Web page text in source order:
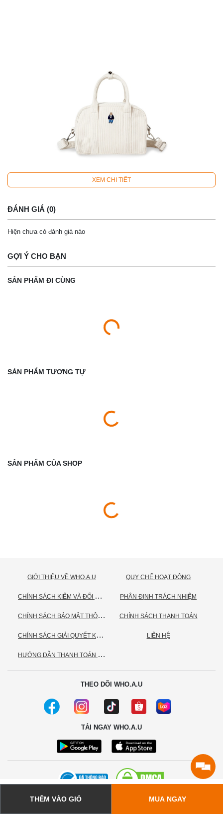
XEM CHI TIẾT
ĐÁNH GIÁ (0)
Hiện chưa có đánh giá nào
GỢI Ý CHO BẠN
SẢN PHẨM ĐI CÙNG
SẢN PHẨM TƯƠNG TỰ
SẢN PHẨM CỦA SHOP
THÊM VÀO GIỎ MUA NGAY
GIỚI THIỆU VỀ WHO.A.U
C
HÍNH SÁCH KIỂM VÀ ĐỔI TRẢ HÀNG
C
HÍNH SÁCH BẢO MẬT THÔNG TIN CÁ NHÂN
C
HÍNH SÁCH GIẢI QUYẾT KHIẾU NẠI
H
ƯỚNG DẪN THANH TOÁN VNPAY
QUY CHẾ HOẠT ĐỘNG
PHÂN ĐỊNH TRÁCH NHIỆM
CHÍNH SÁCH THANH TOÁN
LIÊN HỆ
THEO DÕI WHO.A.U
TẢI NGAY WHO.A.U
© 2020 - Bản quyền thuộc về Công ty TNHH TC Commerce